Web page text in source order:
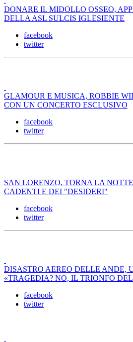
DONARE IL MIDOLLO OSSEO,
DELLA ASL SULCIS IGLESIENTE
facebook
twitter
GLAMOUR E MUSICA, ROBBIE
CON UN CONCERTO ESCLUSIVO
facebook
twitter
SAN LORENZO, TORNA LA
CADENTI E DEI "DESIDERI"
facebook
twitter
DISASTRO AEREO DELLE ANDE,
«TRAGEDIA? NO, IL TRIONFO
facebook
twitter